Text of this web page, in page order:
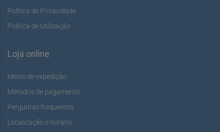
Política de Privacidade
Política de Utilização
Loja online
Meios de expedição
Métodos de pagamento
Perguntas frequentes
Localização e horário